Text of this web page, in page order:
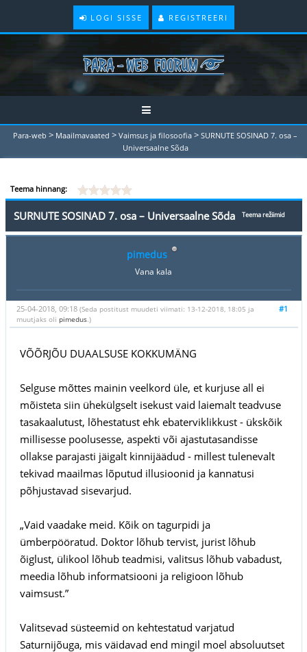
LOGI SISSE REGISTREERI
Para-web > Maailmavaated > Vaimsus ja filosoofia > SURNUTE SOSINAD 7. osa –
Universaalne Sõda
Teema hinnang:
Teema režiimid
SURNUTE SOSINAD 7. osa – Universaalne Sõda
pimedus
Vana kala
#1
25-04-2018, 09:18 (Seda postitust muudeti viimati: 13-12-2018, 18:05 ja
muutjaks oli pimedus.)
VÕÕRJÕU DUAALSUSE KOKKUMÄNG
Selguse mõttes mainin veelkord üle, et kurjuse all ei
mõisteta siin ühekülgselt isekust vaid laiemalt teadvuse
tasakaalutust, lõhestatust ehk ebaterviklikkust - ükskõik
millisesse poolusesse, aspekti või ajastutasandisse
ollakse parajasti jäigalt kinnijäädud - millest tulenevalt
tekivad maailmas lõputud illusioonid ja kannatusi
põhjustavad sisevarjud.
„Vaid vaadake meid. Kõik on tagurpidi ja
ümberpööratud. Doktor lõhub tervist, jurist lõhub
õiglust, ülikool lõhub teadmisi, valitsus lõhub vabadust,
meedia lõhub informatsiooni ja religioon lõhub
vaimsust.”
Valitsevad süsteemid on kehtestatud varjatud
Saturnijõuga, mis väidavad end mingil moel absoluutset